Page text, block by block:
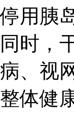
停用胰
同时，
病、视
整体健